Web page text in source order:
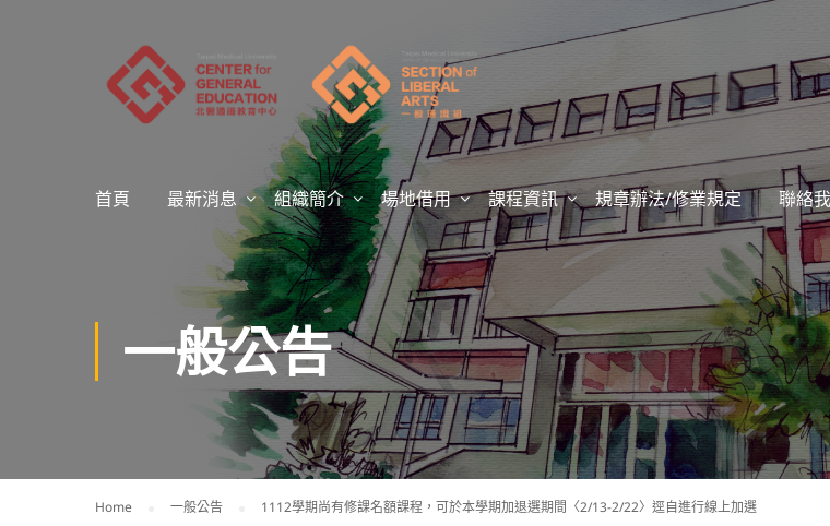
首頁 最新消息 組織簡介 場地借用 課程資訊 規章辦法/修業規定 聯絡
一般公告
Home 一般公告 1112學期尚有修課名額課程，可於本學期加退選期間〈2/13-2/22〉逕自進行線上加選